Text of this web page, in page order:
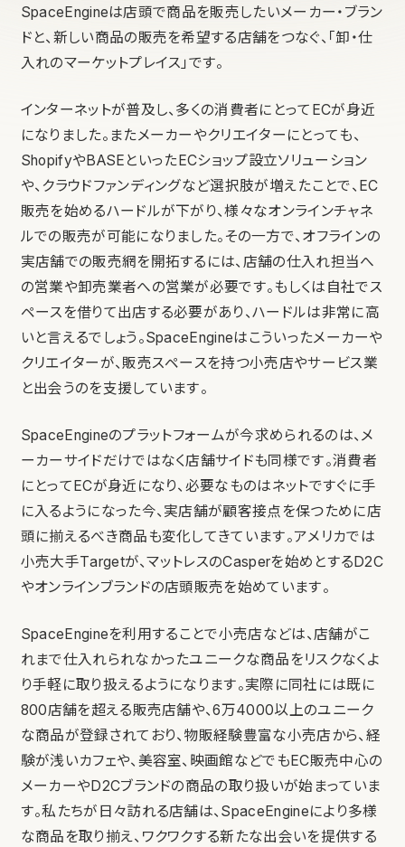
SpaceEngineは店頭で商品を販売したいメーカー・ブラン
ドと、新しい商品の販売を希望する店舗をつなぐ、「卸・仕
入れのマーケットプレイス」です。
インターネットが普及し、多くの消費者にとってECが身近
になりました。またメーカーやクリエイターにとっても、
ShopifyやBASEといったECショップ設立ソリューション
や、クラウドファンディングなど選択肢が増えたことで、EC
販売を始めるハードルが下がり、様々なオンラインチャネ
ルでの販売が可能になりました。その一方で、オフラインの
実店舗での販売網を開拓するには、店舗の仕入れ担当へ
の営業や卸売業者への営業が必要です。もしくは自社でス
ペースを借りて出店する必要があり、ハードルは非常に高
いと言えるでしょう。SpaceEngineはこういったメーカーや
クリエイターが、販売スペースを持つ小売店やサービス業
と出会うのを支援しています。
SpaceEngineのプラットフォームが今求められるのは、メ
ーカーサイドだけではなく店舗サイドも同様です。消費者
にとってECが身近になり、必要なものはネットですぐに手
に入るようになった今、実店舗が顧客接点を保つために店
頭に揃えるべき商品も変化してきています。アメリカでは
小売大手Targetが、マットレスのCasperを始めとするD2C
やオンラインブランドの店頭販売を始めています。
SpaceEngineを利用することで小売店などは、店舗がこ
れまで仕入れられなかったユニークな商品をリスクなくよ
り手軽に取り扱えるようになります。実際に同社には既に
800店舗を超える販売店舗や、6万4000以上のユニーク
な商品が登録されており、物販経験豊富な小売店から、経
験が浅いカフェや、美容室、映画館などでもEC販売中心の
メーカーやD2Cブランドの商品の取り扱いが始まっていま
す。私たちが日々訪れる店舗は、SpaceEngineにより多様
な商品を取り揃え、ワクワクする新たな出会いを提供する